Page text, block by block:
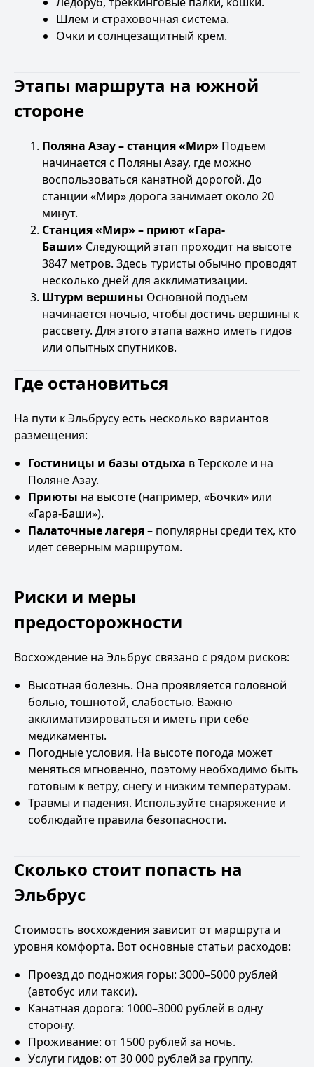
Шлем и страховочная система.
Очки и солнцезащитный крем.
Этапы маршрута на южной
стороне
Поляна Азау – станция «Мир» Подъем
начинается с Поляны Азау, где можно
воспользоваться канатной дорогой. До
станции «Мир» дорога занимает около 20
минут.
Станция «Мир» – приют «Гара-
Баши» Следующий этап проходит на высоте
3847 метров. Здесь туристы обычно проводят
несколько дней для акклиматизации.
Штурм вершины Основной подъем
начинается ночью, чтобы достичь вершины к
рассвету. Для этого этапа важно иметь гидов
или опытных спутников.
Где остановиться
На пути к Эльбрусу есть несколько вариантов
размещения:
Гостиницы и базы отдыха в Терсколе и на
Поляне Азау.
Приюты на высоте (например, «Бочки» или
«Гара-Баши»).
Палаточные лагеря– популярны среди тех, кто
идет северным маршрутом.
Риски и меры
предосторожности
Восхождение на Эльбрус связано с рядом рисков:
Высотная болезнь. Она проявляется головной
болью, тошнотой, слабостью. Важно
акклиматизироваться и иметь при себе
медикаменты.
Погодные условия. На высоте погода может
меняться мгновенно, поэтому необходимо быть
готовым к ветру, снегу и низким температурам.
Травмы и падения. Используйте снаряжение и
соблюдайте правила безопасности.
Сколько стоит попасть на
Эльбрус
Стоимость восхождения зависит от маршрута и
уровня комфорта. Вот основные статьи расходов:
Проезд до подножия горы: 3000–5000 рублей
(автобус или такси).
Канатная дорога: 1000–3000 рублей в одну
сторону.
Проживание: от 1500 рублей за ночь.
Услуги гидов: от 30 000 рублей за группу.